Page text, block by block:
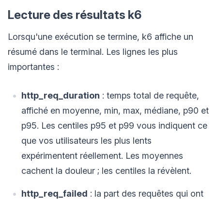
Lecture des résultats k6
Lorsqu'une exécution se termine, k6 affiche un
résumé dans le terminal. Les lignes les plus
importantes :
http_req_duration : temps total de requête,
affiché en moyenne, min, max, médiane, p90 et
p95. Les centiles p95 et p99 vous indiquent ce
que vos utilisateurs les plus lents
expérimentent réellement. Les moyennes
cachent la douleur ; les centiles la révèlent.
http_req_failed : la part des requêtes qui ont